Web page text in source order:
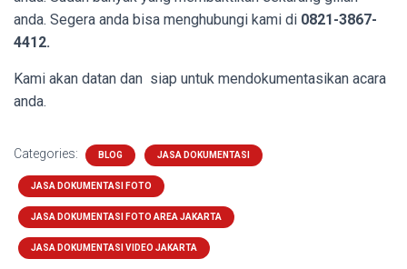
anda. Segera anda bisa menghubungi kami di 0821-3867-
4412.
Kami akan datan dan siap untuk mendokumentasikan acara
anda.
Categories: BLOG JASA DOKUMENTASI
JASA DOKUMENTASI FOTO
JASA DOKUMENTASI FOTO AREA JAKARTA
JASA DOKUMENTASI VIDEO JAKARTA